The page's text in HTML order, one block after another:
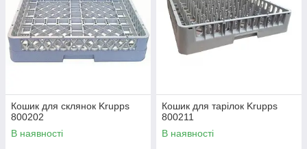
Кошик для склянок Krupps
800202
В наявності
Кошик для тарілок Krupps
800211
В наявності